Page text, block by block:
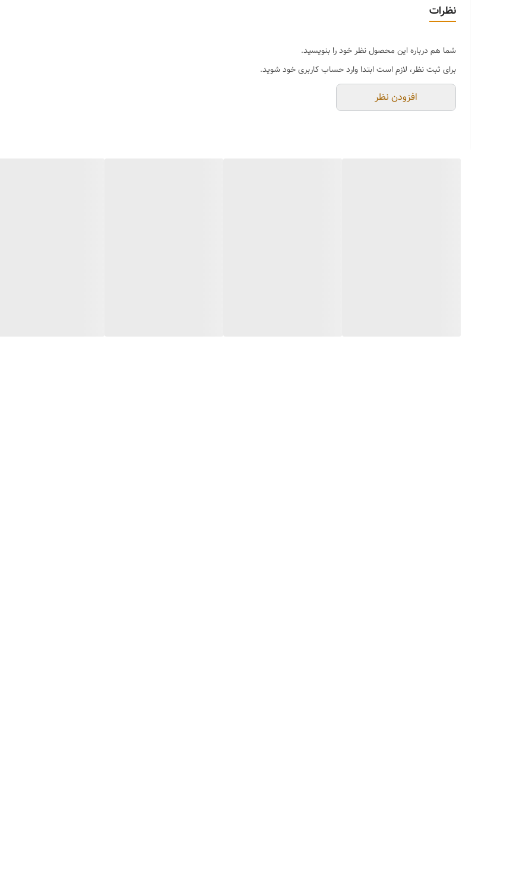
نظرات
شما هم درباره این محصول نظر خود را بنویسید.
برای ثبت نظر، لازم است ابتدا وارد حساب کاربری خود شوید.
افزودن نظر